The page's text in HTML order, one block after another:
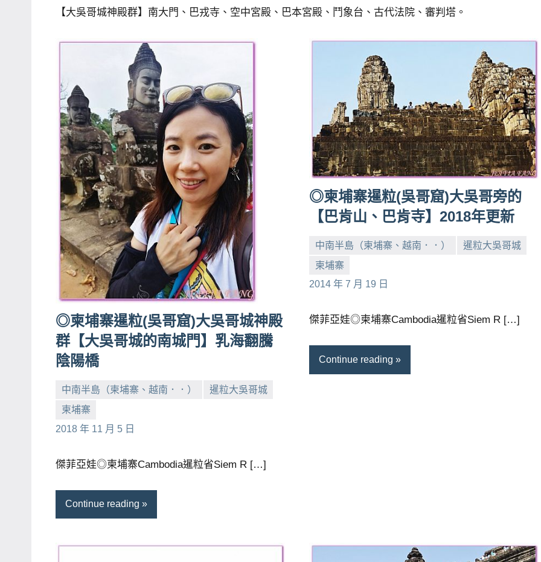
FANG
題
遊、
帶
路、
旅
遊
節
目
來
賓、
News
金
探
節
目
班
底、
外
目
主
吳
旅
【大吳哥城神殿群】南大門、巴戎寺、空中宮殿、巴本宮殿、鬥象台、古代法院、審判塔。
◎柬埔寨暹粒(吳哥窟)大吳哥城神殿
群【大吳哥城的南城門】乳海翻騰
陰陽橋
中南半島（柬埔寨、越南．．）
暹粒大吳哥城
柬埔寨
2018 年 11 月 5 日
小
芳
No
comments
傑菲亞娃◎柬埔寨Cambodia暹粒省Siem R […]
Continue reading
◎柬埔寨暹粒(吳哥窟)大吳哥旁的
【巴肯山、巴肯寺】2018年更新
中南半島（柬埔寨、越南．．）
暹粒大吳哥城
柬埔寨
2014 年 7 月 19 日
小
芳
No
comments
傑菲亞娃◎柬埔寨Cambodia暹粒省Siem R […]
Continue reading